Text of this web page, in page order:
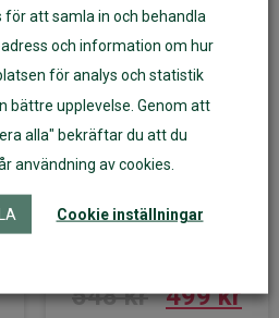
ekologisk merinoull
548kr Det
499kr
för att samla in och behandla
och information om hur
för analys och statistik
bättre upplevelse. Genom att
alla" bekräftar du att du
användning av cookies.
Cookie inställningar